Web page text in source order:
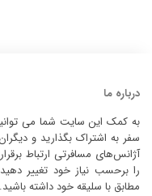
درباره ما
به کمک این سایت شما می
سفر به اشتراک بگذارید و
آژانس‌های مسافرتی ارتباط
را برحسب نیاز خود تغییر
مطابق با سلیقه خود داشته باشید.